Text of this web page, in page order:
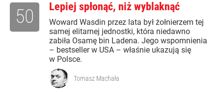
Lepiej spłonąć, niż wyblaknąć
Woward Wasdin przez lata był żołnierzem tej
samej elitarnej jednostki, która niedawno
zabiła Osamę bin Ladena. Jego wspomnienia
– bestseller w USA – właśnie ukazują się
w Polsce.
50
Tomasz Machała